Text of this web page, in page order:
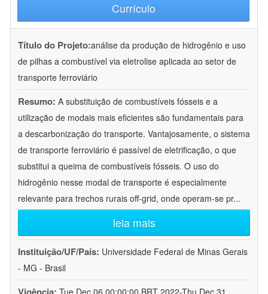
Currículo
Título do Projeto:análise da produção de hidrogênio e uso
de pilhas a combustível via eletrolise aplicada ao setor de
transporte ferroviário
Resumo: A substituição de combustíveis fósseis e a
utilização de modais mais eficientes são fundamentais para
a descarbonização do transporte. Vantajosamente, o sistema
de transporte ferroviário é passível de eletrificação, o que
substitui a queima de combustíveis fósseis. O uso do
hidrogênio nesse modal de transporte é especialmente
relevante para trechos rurais off-grid, onde operam-se pr...
leia mais
Instituição/UF/País: Universidade Federal de Minas Gerais
- MG - Brasil